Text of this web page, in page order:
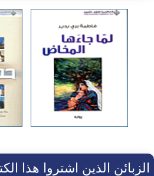
الزبائن الذين اشتروا هذا